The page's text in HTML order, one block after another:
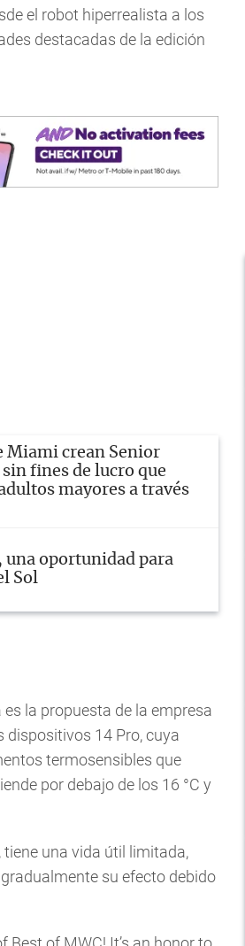
el robot hiperrealista a los
destacadas de la edición
Miami crean Senior
fines de lucro que
mayores a través
una oportunidad para
Sol
la propuesta de la empresa
dispositivos 14 Pro, cuya
termosensibles que
por debajo de los 16 °C y
una vida útil limitada,
su efecto debido